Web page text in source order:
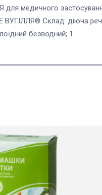
для медичного
ВУГІЛЛЯ® Склад: діюча
безводний; 1 ...